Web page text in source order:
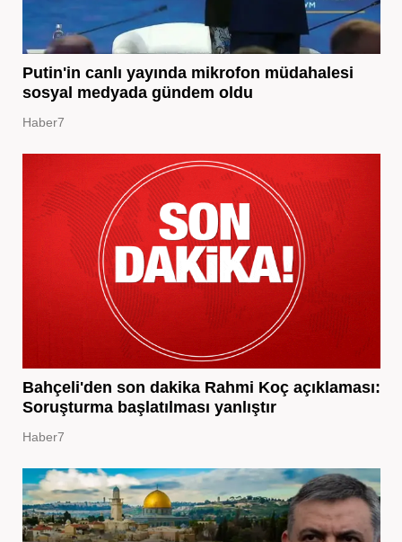
Putin'in canlı yayında mikrofon müdahalesi
sosyal medyada gündem oldu
Haber7
Bahçeli'den son dakika Rahmi Koç açıklaması:
Soruşturma başlatılması yanlıştır
Haber7